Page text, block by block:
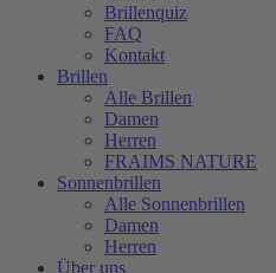
Brillenquiz
FAQ
Kontakt
Brillen
Alle Brillen
Damen
Herren
FRAIMS NATURE
Sonnenbrillen
Alle Sonnenbrillen
Damen
Herren
Über uns